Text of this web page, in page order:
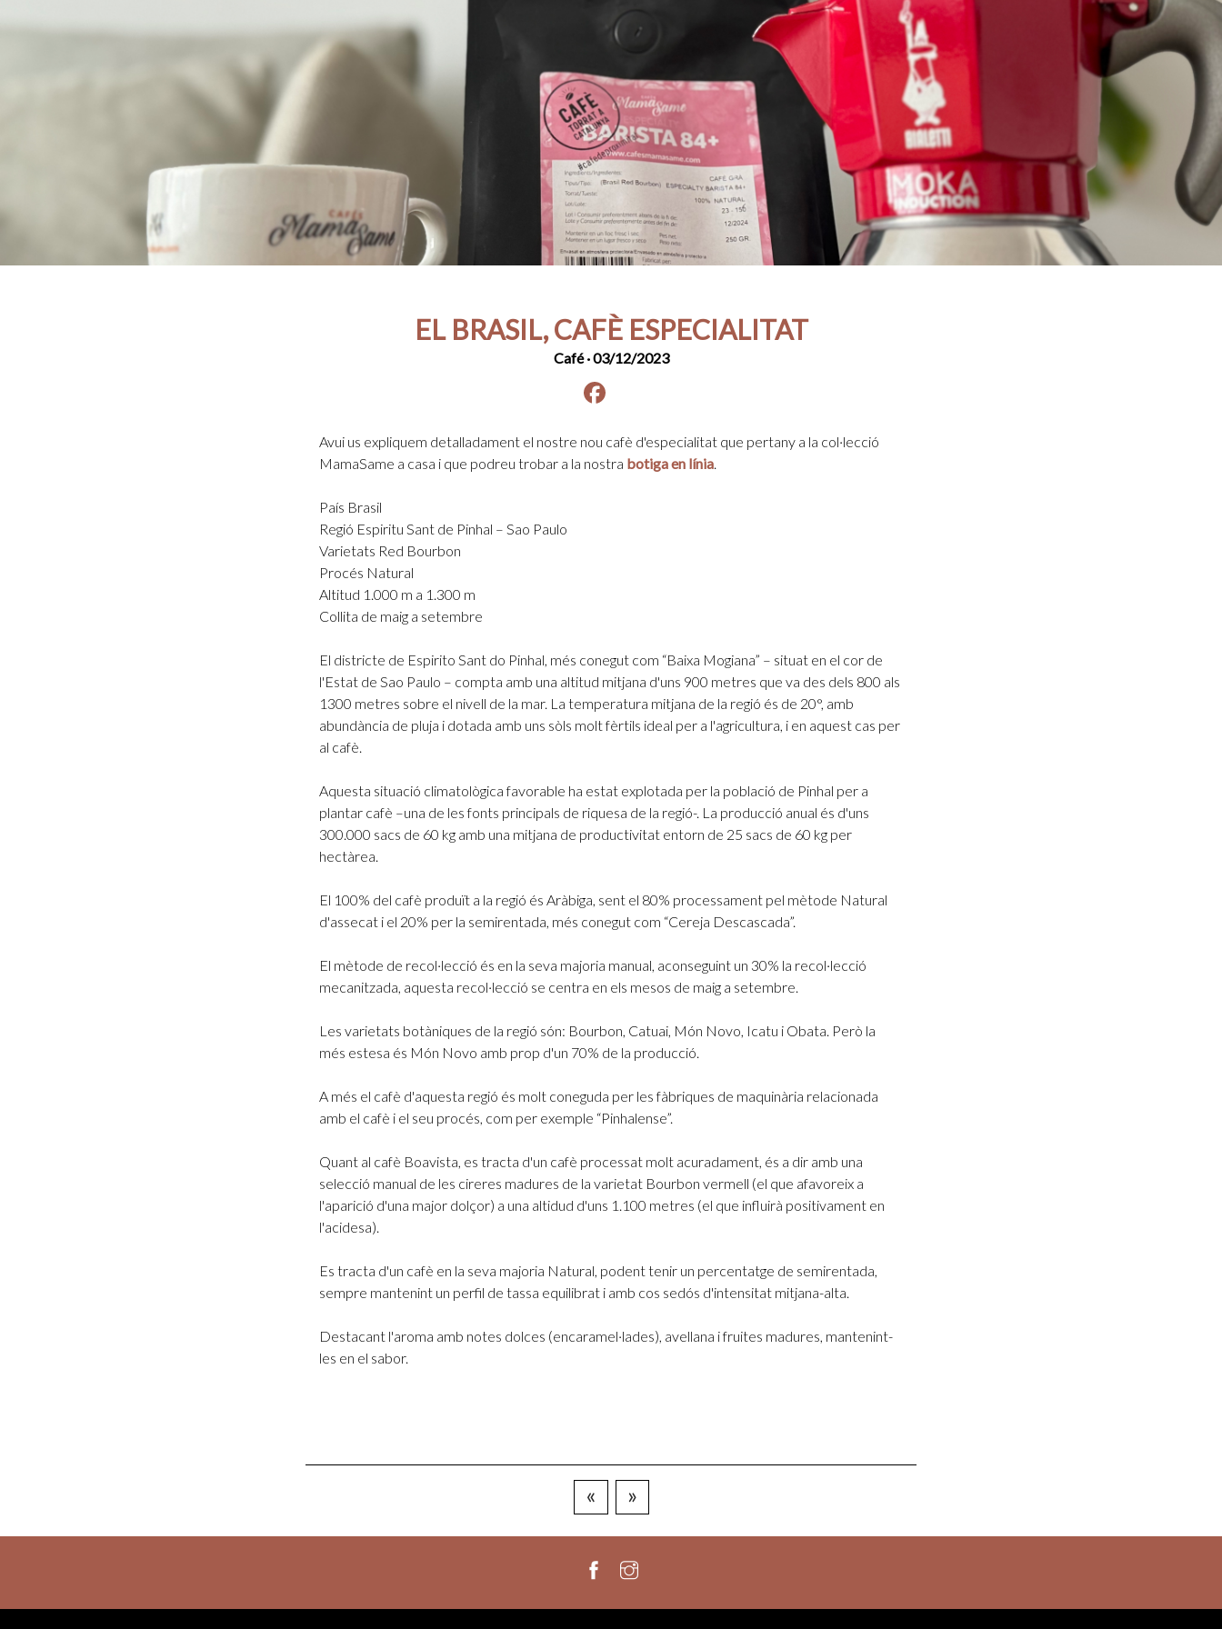
EL BRASIL, CAFÈ ESPECIALITAT
Café· 03/12/2023
Avui us expliquem detalladament el nostre nou cafè d'especialitat que pertany a la col·lecció
MamaSame a casa i que podreu trobar a la nostra botiga en línia.
País Brasil
Regió Espiritu Sant de Pinhal – Sao Paulo
Varietats Red Bourbon
Procés Natural
Altitud 1.000 m a 1.300 m
Collita de maig a setembre
El districte de Espirito Sant do Pinhal, més conegut com “Baixa Mogiana” – situat en el cor de
l'Estat de Sao Paulo – compta amb una altitud mitjana d'uns 900 metres que va des dels 800 als
1300 metres sobre el nivell de la mar. La temperatura mitjana de la regió és de 20°, amb
abundància de pluja i dotada amb uns sòls molt fèrtils ideal per a l'agricultura, i en aquest cas per
al cafè.
Aquesta situació climatològica favorable ha estat explotada per la població de Pinhal per a
plantar cafè –una de les fonts principals de riquesa de la regió-. La producció anual és d'uns
300.000 sacs de 60 kg amb una mitjana de productivitat entorn de 25 sacs de 60 kg per
hectàrea.
El 100% del cafè produït a la regió és Aràbiga, sent el 80% processament pel mètode Natural
d'assecat i el 20% per la semirentada, més conegut com “Cereja Descascada”.
El mètode de recol·lecció és en la seva majoria manual, aconseguint un 30% la recol·lecció
mecanitzada, aquesta recol·lecció se centra en els mesos de maig a setembre.
Les varietats botàniques de la regió són: Bourbon, Catuai, Món Novo, Icatu i Obata. Però la
més estesa és Món Novo amb prop d'un 70% de la producció.
A més el cafè d'aquesta regió és molt coneguda per les fàbriques de maquinària relacionada
amb el cafè i el seu procés, com per exemple “Pinhalense”.
Quant al cafè Boavista, es tracta d'un cafè processat molt acuradament, és a dir amb una
selecció manual de les cireres madures de la varietat Bourbon vermell (el que afavoreix a
l'aparició d'una major dolçor) a una altidud d'uns 1.100 metres (el que influirà positivament en
l'acidesa).
Es tracta d'un cafè en la seva majoria Natural, podent tenir un percentatge de semirentada,
sempre mantenint un perfil de tassa equilibrat i amb cos sedós d'intensitat mitjana-alta.
Destacant l'aroma amb notes dolces (encaramel·lades), avellana i fruites madures, mantenint-
les en el sabor.
« »